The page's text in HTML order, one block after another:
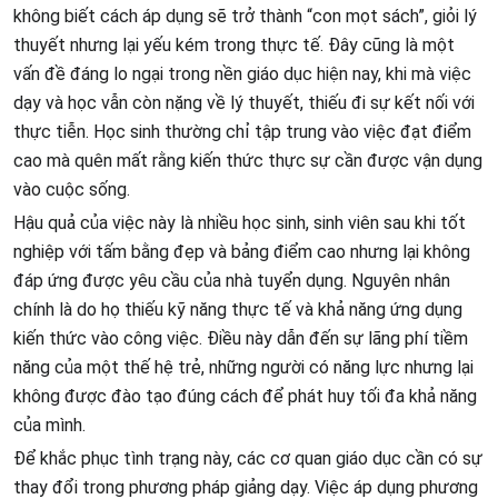
không biết cách áp dụng sẽ trở thành “con mọt sách”, giỏi lý
thuyết nhưng lại yếu kém trong thực tế. Đây cũng là một
vấn đề đáng lo ngại trong nền giáo dục hiện nay, khi mà việc
dạy và học vẫn còn nặng về lý thuyết, thiếu đi sự kết nối với
thực tiễn. Học sinh thường chỉ tập trung vào việc đạt điểm
cao mà quên mất rằng kiến thức thực sự cần được vận dụng
vào cuộc sống.
Hậu quả của việc này là nhiều học sinh, sinh viên sau khi tốt
nghiệp với tấm bằng đẹp và bảng điểm cao nhưng lại không
đáp ứng được yêu cầu của nhà tuyển dụng. Nguyên nhân
chính là do họ thiếu kỹ năng thực tế và khả năng ứng dụng
kiến thức vào công việc. Điều này dẫn đến sự lãng phí tiềm
năng của một thế hệ trẻ, những người có năng lực nhưng lại
không được đào tạo đúng cách để phát huy tối đa khả năng
của mình.
Để khắc phục tình trạng này, các cơ quan giáo dục cần có sự
thay đổi trong phương pháp giảng dạy. Việc áp dụng phương